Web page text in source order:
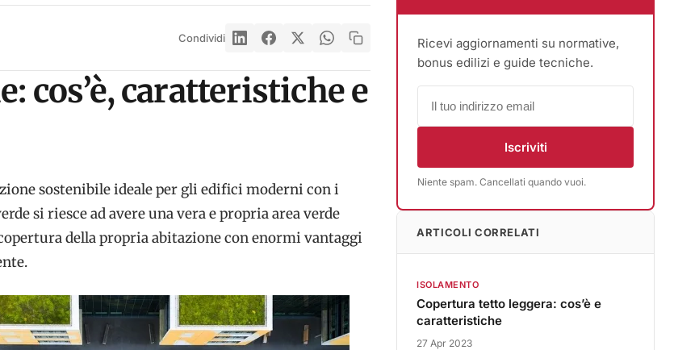
Condividi
cos’è, caratteristiche e
sostenibile ideale per gli edifici moderni con i
si riesce ad avere una vera e propria area verde
della propria abitazione con enormi vantaggi
Ricevi aggiornamenti su normative,
bonus edilizi e guide tecniche.
Iscriviti
Niente spam. Cancellati quando vuoi.
ARTICOLI CORRELATI
ISOLAMENTO
Copertura tetto leggera: cos’è e
caratteristiche
27 Apr 2023